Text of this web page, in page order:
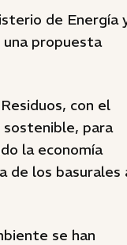
de Energía
propuesta
con el
para
la economía
de los basurales
se han